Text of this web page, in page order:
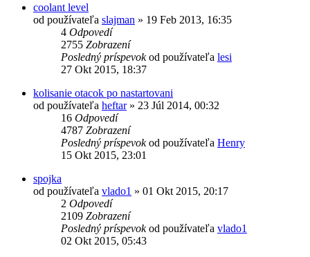
coolant level
od používateľa slajman » 19 Feb 2013, 16:35
4 Odpovedí
2755 Zobrazení
Posledný príspevokod používateľa lesi
27 Okt 2015, 18:37
kolisanie otacok po nastartovani
od používateľa heftar» 23 Júl 2014, 00:32
16 Odpovedí
4787 Zobrazení
Posledný príspevokod používateľa Henry
15 Okt 2015, 23:01
spojka
od používateľa vlado1 » 01 Okt 2015, 20:17
2 Odpovedí
2109 Zobrazení
Posledný príspevokod používateľa vlado1
02 Okt 2015, 05:43